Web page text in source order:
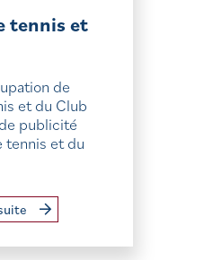
tennis et
de
et du Club
publicité
tennis et du